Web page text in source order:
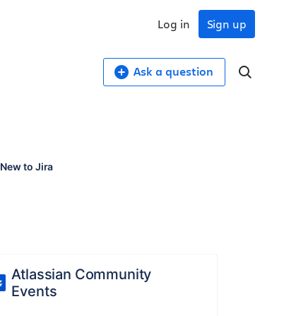
Sign up
Log in
Ask a question
New to Jira
Atlassian Community
Events